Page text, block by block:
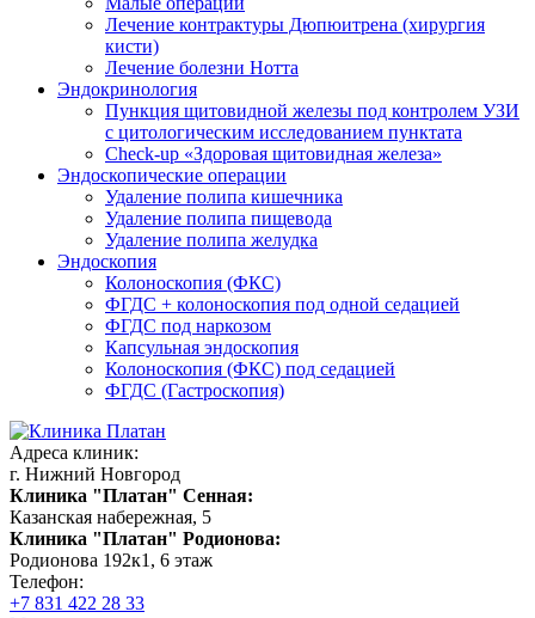
Лечение контрактуры Дюпюитрена (хирургия
кисти)
Лечение болезни Нотта
Эндокринология
Пункция щитовидной железы под контролем УЗИ
с цитологическим исследованием пунктата
Check-up «Здоровая щитовидная железа»
Эндоскопические операции
Удаление полипа кишечника
Удаление полипа пищевода
Удаление полипа желудка
Эндоскопия
Колоноскопия (ФКС)
ФГДС + колоноскопия под одной седацией
ФГДС под наркозом
Капсульная эндоскопия
Колоноскопия (ФКС) под седацией
ФГДС (Гастроскопия)
Адреса клиник:
г. Нижний Новгород
Клиника "Платан" Сенная:
Казанская набережная, 5
Клиника "Платан" Родионова:
Родионова 192к1, 6 этаж
Телефон:
+7 831 422 28 33